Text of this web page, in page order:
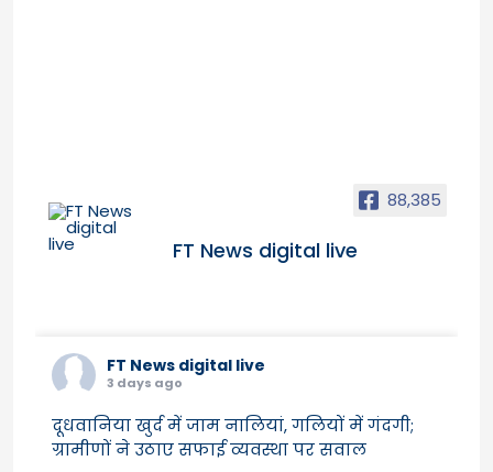
88,385
FT News digital live
FT News digital live
3 days ago
दूधवानिया खुर्द में जाम नालियां, गलियों में गंदगी;
ग्रामीणों ने उठाए सफाई व्यवस्था पर सवाल